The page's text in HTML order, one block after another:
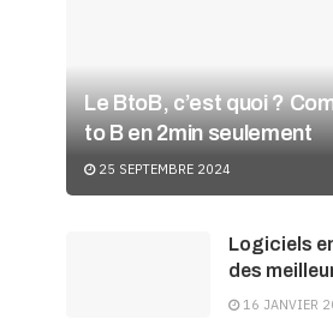
Le BtoB, c’est quoi ?
to B en 2min seulement
25 SEPTEMBRE 2024
Logiciels
des
16 JANVIER